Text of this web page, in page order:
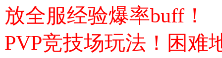
放全服经验爆率buff！
PVP竞技场玩法！困难